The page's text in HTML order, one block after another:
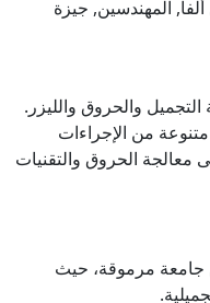
والحروق والليزر.
من الإجراءات
معالجة الحروق والتقنيات
مرموقة، حيث